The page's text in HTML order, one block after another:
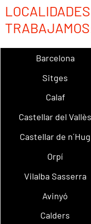
Barcelona
Sitges
Calaf
Castellar del Vallès
Castellar de n´Hug
Orpí
Vilalba Sasserra
Avinyó
Calders